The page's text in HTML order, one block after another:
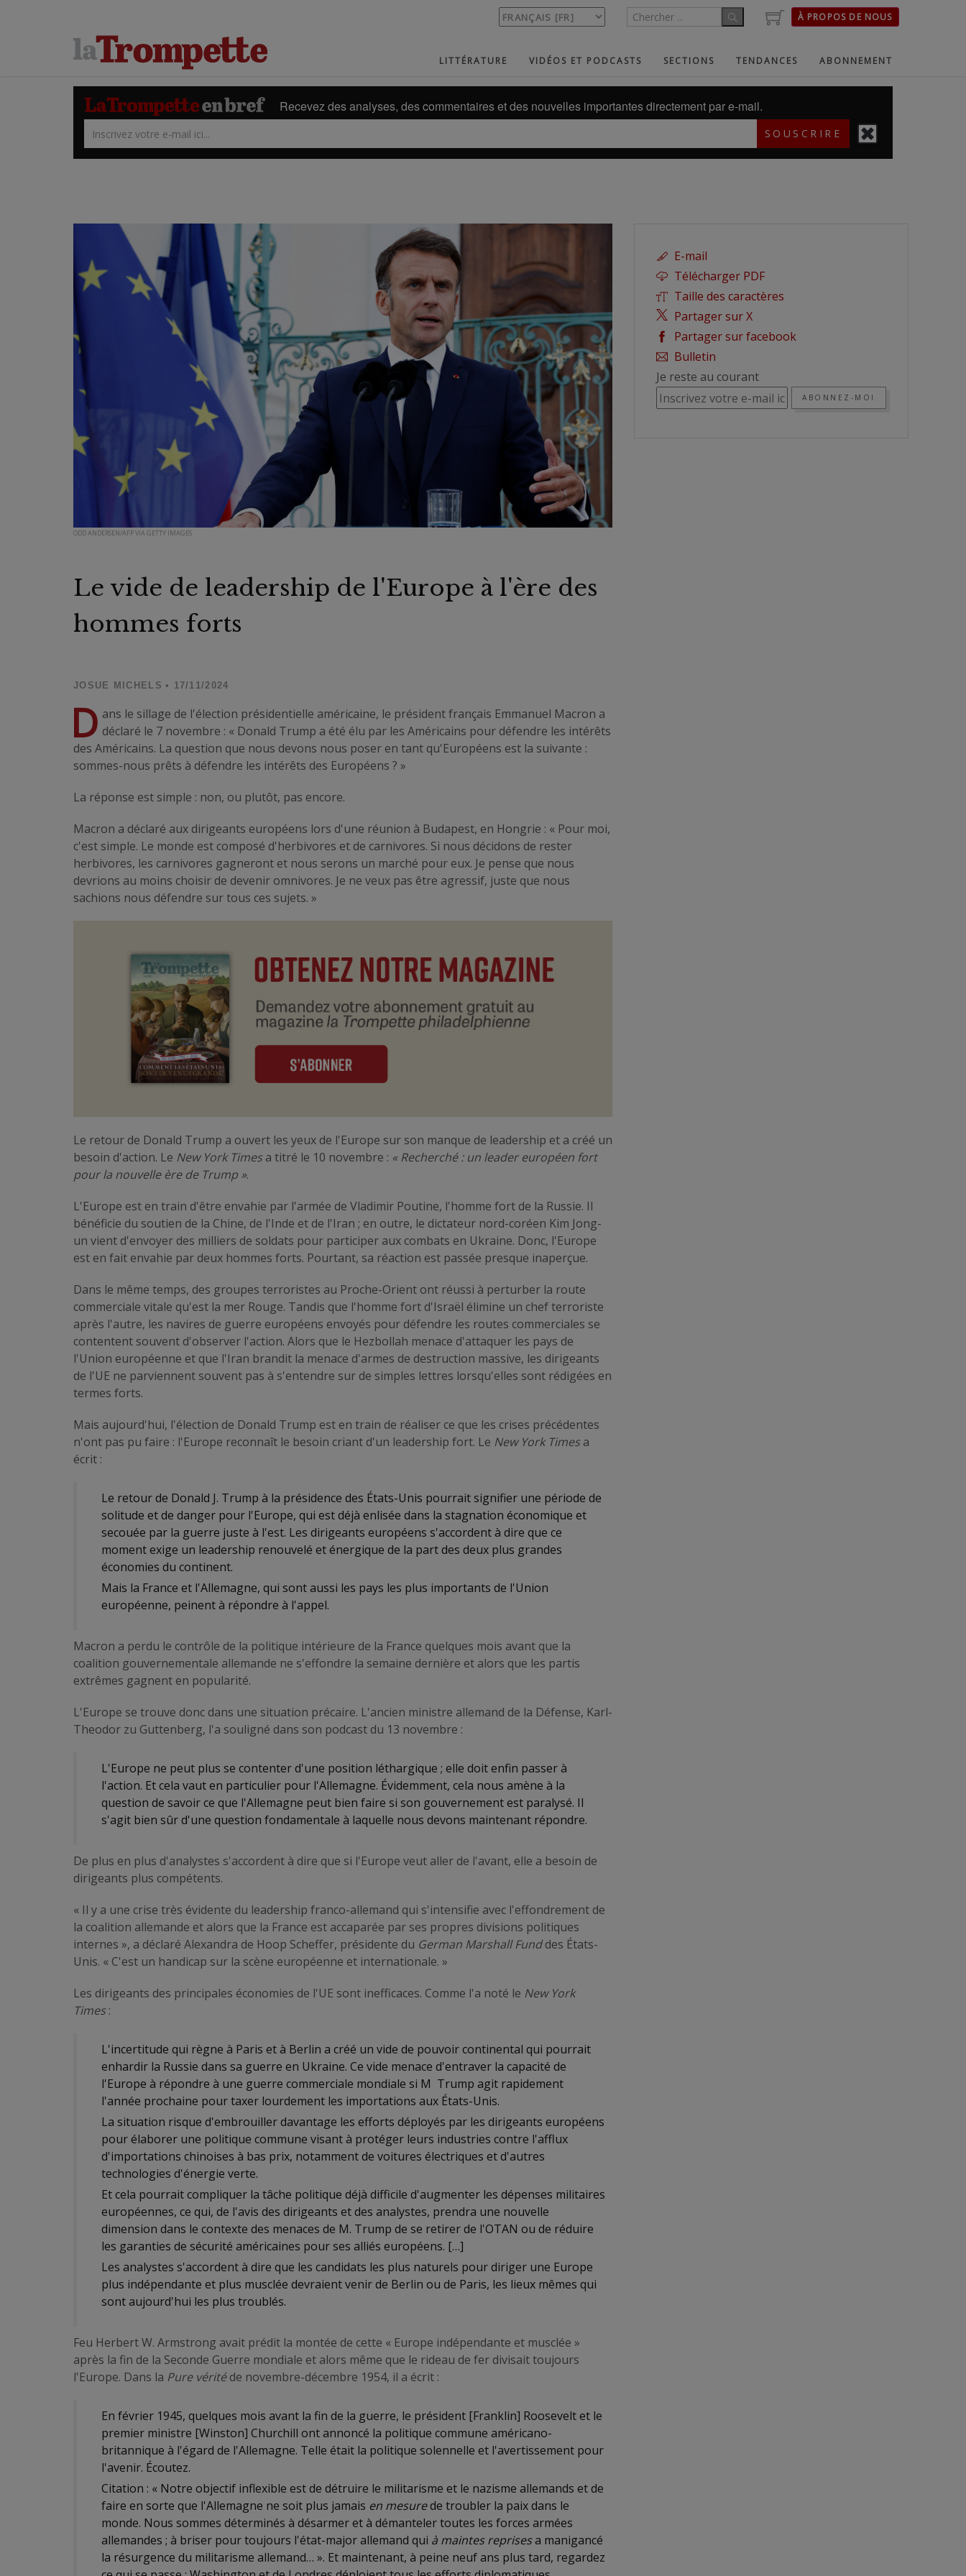
À PROPOS DE NOUS
LITTÉRATURE VIDÉOS ET PODCASTS SECTIONS TENDANCES ABONNEMENT
Recevez des analyses, des commentaires et des nouvelles importantes directement par e-mail.
SOUSCRIRE
ODD ANDERSEN/AFP VIA GETTY IMAGES
Le vide de leadership de l'Europe à l'ère des
hommes forts
JOSUE MICHELS • 17/11/2024
D ans le sillage de l'élection présidentielle américaine, le président français Emmanuel Macron a
déclaré le 7 novembre : « Donald Trump a été élu par les Américains pour défendre les intérêts
des Américains. La question que nous devons nous poser en tant qu'Européens est la suivante :
sommes-nous prêts à défendre les intérêts des Européens ? »
La réponse est simple : non, ou plutôt, pas encore.
Macron a déclaré aux dirigeants européens lors d'une réunion à Budapest, en Hongrie : « Pour moi,
c'est simple. Le monde est composé d'herbivores et de carnivores. Si nous décidons de rester
herbivores, les carnivores gagneront et nous serons un marché pour eux. Je pense que nous
devrions au moins choisir de devenir omnivores. Je ne veux pas être agressif, juste que nous
sachions nous défendre sur tous ces sujets. »
Le retour de Donald Trump a ouvert les yeux de l'Europe sur son manque de leadership et a créé un
besoin d'action. Le New York Timesa titré le 10 novembre : « Recherché : un leader européen fort
pour la nouvelle ère de Trump ».
L'Europe est en train d'être envahie par l'armée de Vladimir Poutine, l'homme fort de la Russie. Il
bénéficie du soutien de la Chine, de l'Inde et de l'Iran ; en outre, le dictateur nord-coréen Kim Jong-
un vient d'envoyer des milliers de soldats pour participer aux combats en Ukraine. Donc, l'Europe
est en fait envahie par deux hommes forts. Pourtant, sa réaction est passée presque inaperçue.
Dans le même temps, des groupes terroristes au Proche-Orient ont réussi à perturber la route
commerciale vitale qu'est la mer Rouge. Tandis que l'homme fort d'Israël élimine un chef terroriste
après l'autre, les navires de guerre européens envoyés pour défendre les routes commerciales se
contentent souvent d'observer l'action. Alors que le Hezbollah menace d'attaquer les pays de
l'Union européenne et que l'Iran brandit la menace d'armes de destruction massive, les dirigeants
de l'UE ne parviennent souvent pas à s'entendre sur de simples lettres lorsqu'elles sont rédigées en
termes forts.
Mais aujourd'hui, l'élection de Donald Trump est en train de réaliser ce que les crises précédentes
n'ont pas pu faire : l'Europe reconnaît le besoin criant d'un leadership fort. Le New York Timesa
écrit :
Le retour de Donald J. Trump à la présidence des États-Unis pourrait signifier une période de
solitude et de danger pour l'Europe, qui est déjà enlisée dans la stagnation économique et
secouée par la guerre juste à l'est. Les dirigeants européens s'accordent à dire que ce
moment exige un leadership renouvelé et énergique de la part des deux plus grandes
économies du continent.
Mais la France et l'Allemagne, qui sont aussi les pays les plus importants de l'Union
européenne, peinent à répondre à l'appel.
Macron a perdu le contrôle de la politique intérieure de la France quelques mois avant que la
coalition gouvernementale allemande ne s'effondre la semaine dernière et alors que les partis
extrêmes gagnent en popularité.
L'Europe se trouve donc dans une situation précaire. L'ancien ministre allemand de la Défense, Karl-
Theodor zu Guttenberg, l'a souligné dans son podcast du 13 novembre :
L'Europe ne peut plus se contenter d'une position léthargique ; elle doit enfin passer à
l'action. Et cela vaut en particulier pour l'Allemagne. Évidemment, cela nous amène à la
question de savoir ce que l'Allemagne peut bien faire si son gouvernement est paralysé. Il
s'agit bien sûr d'une question fondamentale à laquelle nous devons maintenant répondre.
De plus en plus d'analystes s'accordent à dire que si l'Europe veut aller de l'avant, elle a besoin de
dirigeants plus compétents.
« Il y a une crise très évidente du leadership franco-allemand qui s'intensifie avec l'effondrement de
la coalition allemande et alors que la France est accaparée par ses propres divisions politiques
internes », a déclaré Alexandra de Hoop Scheffer, présidente du German Marshall Funddes États-
Unis. « C'est un handicap sur la scène européenne et internationale. »
Les dirigeants des principales économies de l'UE sont inefficaces. Comme l'a noté le New York
Times:
L'incertitude qui règne à Paris et à Berlin a créé un vide de pouvoir continental qui pourrait
enhardir la Russie dans sa guerre en Ukraine. Ce vide menace d'entraver la capacité de
l'Europe à répondre à une guerre commerciale mondiale si M Trump agit rapidement
l'année prochaine pour taxer lourdement les importations aux États-Unis.
La situation risque d'embrouiller davantage les efforts déployés par les dirigeants européens
pour élaborer une politique commune visant à protéger leurs industries contre l'afflux
d'importations chinoises à bas prix, notamment de voitures électriques et d'autres
technologies d'énergie verte.
Et cela pourrait compliquer la tâche politique déjà difficile d'augmenter les dépenses militaires
européennes, ce qui, de l'avis des dirigeants et des analystes, prendra une nouvelle
dimension dans le contexte des menaces de M. Trump de se retirer de l'OTAN ou de réduire
les garanties de sécurité américaines pour ses alliés européens. […]
Les analystes s'accordent à dire que les candidats les plus naturels pour diriger une Europe
plus indépendante et plus musclée devraient venir de Berlin ou de Paris, les lieux mêmes qui
sont aujourd'hui les plus troublés.
Feu Herbert W. Armstrong avait prédit la montée de cette « Europe indépendante et musclée »
après la fin de la Seconde Guerre mondiale et alors même que le rideau de fer divisait toujours
l'Europe. Dans la Pure véritéde novembre-décembre 1954, il a écrit :
En février 1945, quelques mois avant la fin de la guerre, le président [Franklin] Roosevelt et le
premier ministre [Winston] Churchill ont annoncé la politique commune américano-
britannique à l'égard de l'Allemagne. Telle était la politique solennelle et l'avertissement pour
l'avenir. Écoutez.
Citation : « Notre objectif inflexible est de détruire le militarisme et le nazisme allemands et de
faire en sorte que l'Allemagne ne soit plus jamais en mesurede troubler la paix dans le
monde. Nous sommes déterminés à désarmer et à démanteler toutes les forces armées
allemandes ; à briser pour toujours l'état-major allemand qui à maintes reprisesa manigancé
la résurgence du militarisme allemand… ». Et maintenant, à peine neuf ans plus tard, regardez
E-mail
Télécharger PDF
Taille des caractères
Partager sur X
Partager sur facebook
Bulletin
Je reste au courant
ABONNEZ-MOI